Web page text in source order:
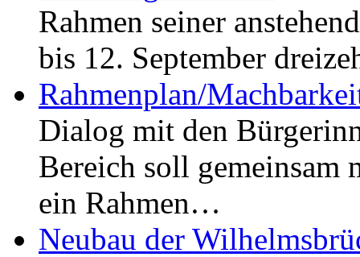
Rahmen seiner
bis 12. September
Rahmenplan/
Dialog mit den
Bereich soll gemeinsam
ein Rahmen…
Neubau der